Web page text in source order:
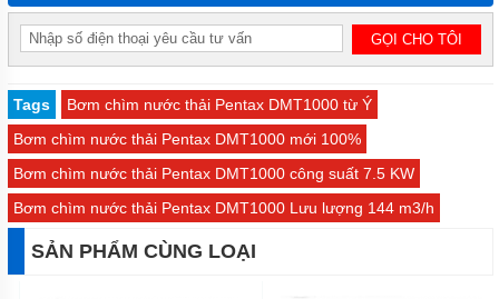
APP
MÁY
BƠM
CHÌM
HÚT
NƯỚC
THẢI
NATION
PUMP
MÁY
CHÌM
HÚT
Tags
Bơm chìm nước thải Pentax DMT1000 từ Ý
Bơm chìm nước thải Pentax DMT1000 mới 100%
Bơm chìm nước thải Pentax DMT1000 công suất 7.5 KW
Bơm chìm nước thải Pentax DMT1000 Lưu lượng 144 m3/h
SẢN PHẨM CÙNG LOẠI